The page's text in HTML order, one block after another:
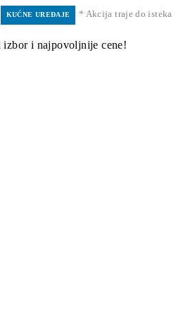
KUĆNE UREĐAJE
* Akcija traje do isteka
i najpovoljnije cene!